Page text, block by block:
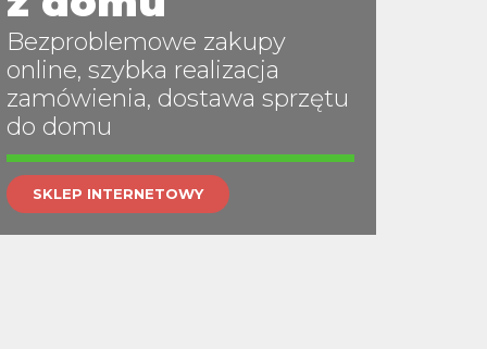
Bezproblemowe zakupy
online, szybka realizacja
zamówienia, dostawa sprzętu
do domu
SKLEP INTERNETOWY